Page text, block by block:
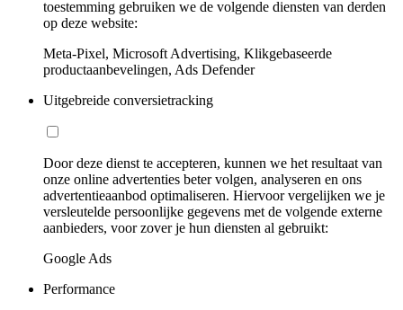
toestemming gebruiken we de volgende diensten van derden
op deze website:
Meta-Pixel, Microsoft Advertising, Klikgebaseerde
productaanbevelingen, Ads Defender
Uitgebreide conversietracking
Door deze dienst te accepteren, kunnen we het resultaat van
onze online advertenties beter volgen, analyseren en ons
advertentieaanbod optimaliseren. Hiervoor vergelijken we je
versleutelde persoonlijke gegevens met de volgende externe
aanbieders, voor zover je hun diensten al gebruikt:
Google Ads
Performance